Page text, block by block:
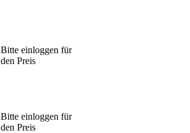
Bitte einloggen für
den Preis
Bitte einloggen für
den Preis